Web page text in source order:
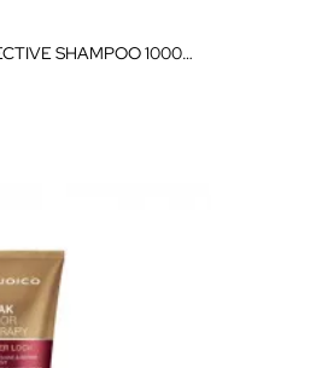
DEFY DAMAGE PROTECTIVE SHAMPOO 1000ML